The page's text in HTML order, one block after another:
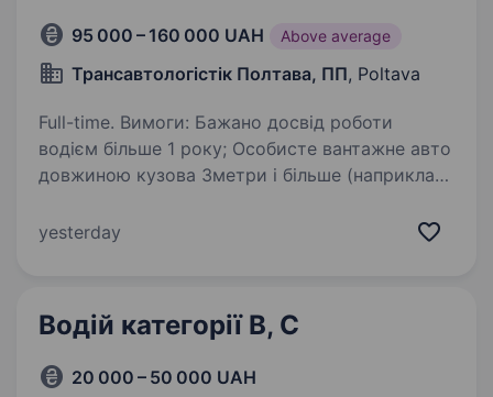
95 000 – 160 000 UAH Above average
Трансавтологістік Полтава, ПП, Poltava
Full-time. Вимоги: Бажано досвід роботи
водієм більше 1 року; Особисте вантажне авто
довжиною кузова 3метри і більше (наприклад
МЕРСЕДЕС, МАН або інші) тонаж 1 — 6 т;
yesterday
Водій категорії B, С
20 000 – 50 000 UAH